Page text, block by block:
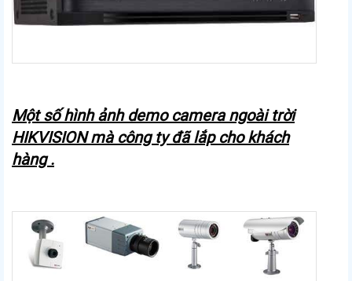
Một số hình ảnh demo camera ngoài trời
HIKVISION mà công ty đã lắp cho khách
hàng .